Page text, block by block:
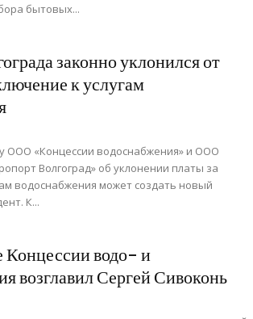
бытовых...
законно уклонился от
к услугам
ООО «Концессии водоснабжения» и ООО
Волгоград» об уклонении платы за
водоснабжения может создать новый
К...
Концессии водо- и
возглавил Сергей Сивоконь